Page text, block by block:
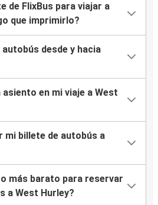
de FlixBus para viajar a
que imprimirlo?
desde y hacia
en mi viaje a West
mi billete de autobús a
más barato para reservar
a West Hurley?